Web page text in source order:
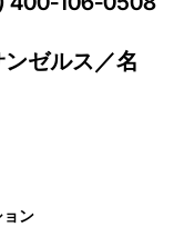
ゼルス／名
ョン